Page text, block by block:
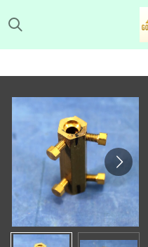
direct
hoofdinhoud